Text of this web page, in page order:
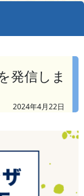
発信しま
2024年4月22日